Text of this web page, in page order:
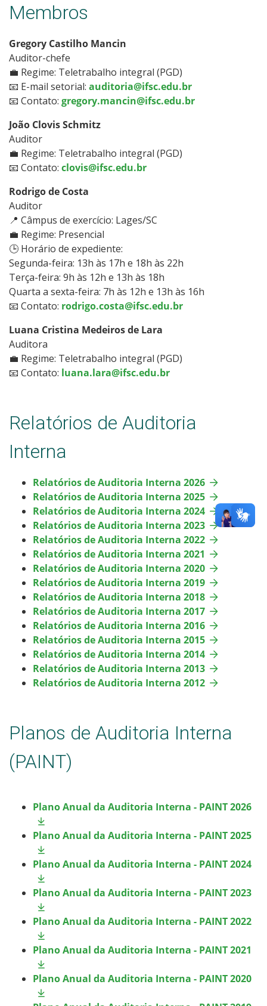
Membros
Gregory Castilho Mancin
Auditor-chefe
💼 Regime: Teletrabalho integral (PGD)
📧 E-mail setorial: auditoria@ifsc.edu.br
📧 Contato: gregory.mancin@ifsc.edu.br
João Clovis Schmitz
Auditor
💼 Regime: Teletrabalho integral (PGD)
📧 Contato: clovis@ifsc.edu.br
Rodrigo de Costa
Auditor
📍 Câmpus de exercício: Lages/SC
💼 Regime: Presencial
🕒 Horário de expediente:
Segunda-feira: 13h às 17h e 18h às 22h
Terça-feira: 9h às 12h e 13h às 18h
Quarta a sexta-feira: 7h às 12h e 13h às 16h
📧 Contato: rodrigo.costa@ifsc.edu.br
Luana Cristina Medeiros de Lara
Auditora
💼 Regime: Teletrabalho integral (PGD)
📧 Contato: luana.lara@ifsc.edu.br
Relatórios de Auditoria
Interna
Relatórios de Auditoria Interna 2026
Relatórios de Auditoria Interna 2025
Relatórios de Auditoria Interna 2024
Relatórios de Auditoria Interna 2023
Relatórios de Auditoria Interna 2022
Relatórios de Auditoria Interna 2021
Relatórios de Auditoria Interna 2020
Relatórios de Auditoria Interna 2019
Relatórios de Auditoria Interna 2018
Relatórios de Auditoria Interna 2017
Relatórios de Auditoria Interna 2016
Relatórios de Auditoria Interna 2015
Relatórios de Auditoria Interna 2014
Relatórios de Auditoria Interna 2013
Relatórios de Auditoria Interna 2012
Planos de Auditoria Interna
(PAINT)
Plano Anual da Auditoria Interna - PAINT 2026
Plano Anual da Auditoria Interna - PAINT 2025
Plano Anual da Auditoria Interna - PAINT 2024
Plano Anual da Auditoria Interna - PAINT 2023
Plano Anual da Auditoria Interna - PAINT 2022
Plano Anual da Auditoria Interna - PAINT 2021
Plano Anual da Auditoria Interna - PAINT 2020